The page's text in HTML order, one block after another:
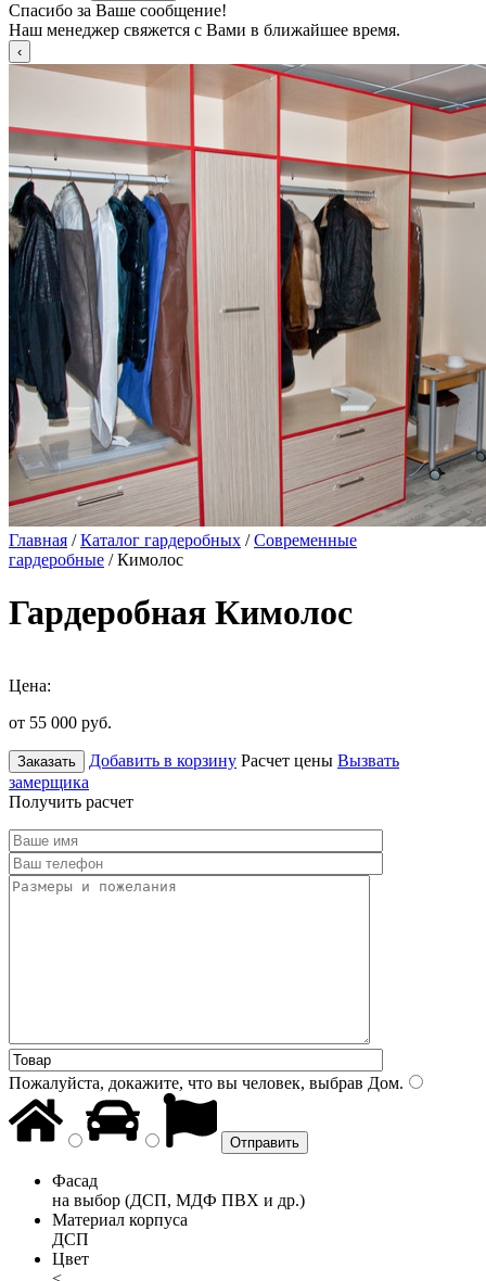
Спасибо за Ваше сообщение!
Наш менеджер свяжется с Вами в ближайшее время.
Главная /Каталог гардеробных /Современные
гардеробные / Кимолос
Гардеробная Кимолос
Цена:
от 55 000 руб.
Заказать Добавить в корзину Расчет цены Вызвать
замерщика
Получить расчет
Пожалуйста, докажите, что вы человек, выбрав Дом.
Фасад
на выбор (ДСП, МДФ ПВХ и др.)
Материал корпуса
ДСП
Цвет